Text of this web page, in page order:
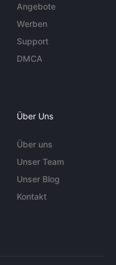
Angebote
Werben
Support
DMCA
Über Uns
Über uns
Unser Team
Unser Blog
Kontakt